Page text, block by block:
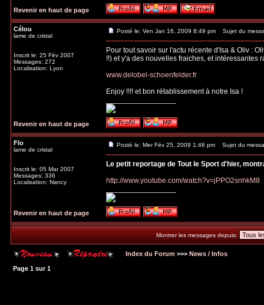
Revenir en haut de page
Célou
lame de cristal
Inscrit le: 25 Fév 2007
Messages: 272
Localisation: Lyon
Posté le: Ven Jan 16, 2009 8:49 pm Sujet du
Pour tout savoir sur l'actu récente d'Isa & Oliv :
!!) et y'a des nouvelles fraiches, et intéressantes
www.delobel-schoenfelder.fr
Enjoy !!!! et bon rétablissement à notre Isa !
Revenir en haut de page
Flo
lame de cristal
Inscrit le: 05 Mar 2007
Messages: 336
Localisation: Nancy
Posté le: Mer Fév 25, 2009 1:46 pm Sujet du
Le petit reportage de Tout le Sport d'hier,
http://www.youtube.com/watch?v=jPPO2snhkM8
Revenir en haut de page
Montrer les messages depuis:
Index du Forum >>> News / Infos
Page 1 sur1